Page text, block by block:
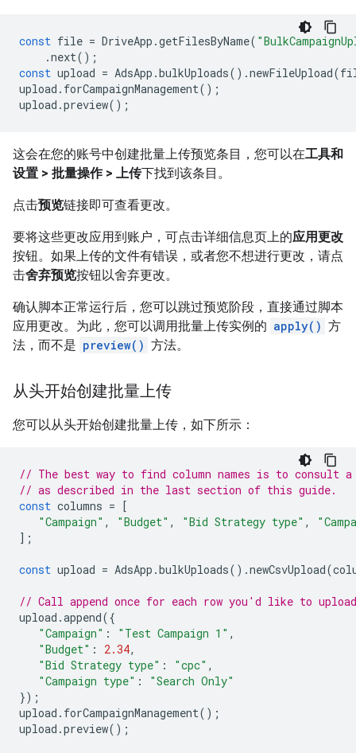
const file = DriveApp .getFilesByName(
.next();
const upload = AdsApp .bulkUploads().newFileUpload(
upload . forCampaignManagement();
upload .preview();
这会在您的账号中创建批量上传预览条目，您可以在工具和
设置 > 批量操作 > 上传下找到该条目。
点击预览链接即可查看更改。
要将这些更改应用到账户，可点击详细信息页上的应用更改
按钮。如果上传的文件有错误，或者您不想进行更改，请点
击舍弃预览按钮以舍弃更改。
确认脚本正常运行后，您可以跳过预览阶段，直接通过脚本
应用更改。为此，您可以调用批量上传实例的 apply() 方
法，而不是 preview() 方法。
从头开始创建批量上传
您可以从头开始创建批量上传，如下所示：
// The best way to find column names is to consult a
// as described in the last section of this guide.
const columns = [
"Campaign" , "Budget" , "Bid Strategy type" ,
];
const upload = AdsApp .bulkUploads().newCsvUpload(
// Call append once for each row you'd like to upload
upload .append({
"Campaign" : "Test Campaign 1" ,
"Budget" : 2.34,
"Bid Strategy type" : "cpc" ,
"Campaign type" :
"Search Only"
});
upload . forCampaignManagement();
upload .preview();